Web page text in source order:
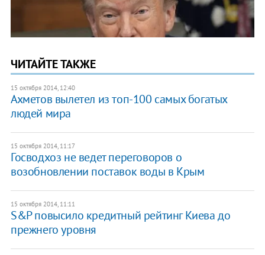
ЧИТАЙТЕ ТАКЖЕ
15 октября 2014, 12:40
Ахметов вылетел из топ-100 самых богатых
людей мира
15 октября 2014, 11:17
Госводхоз не ведет переговоров о
возобновлении поставок воды в Крым
15 октября 2014, 11:11
S&P повысило кредитный рейтинг Киева до
прежнего уровня